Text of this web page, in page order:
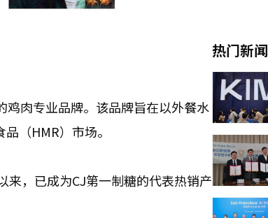
肉专业品牌。该品牌旨在以外餐水
（HMR）市场。
，已成为CJ第一制糖的代表热销产
热门新闻